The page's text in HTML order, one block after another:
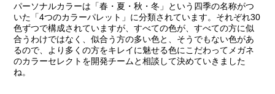
パーソナルカラーは「春・夏・秋・冬」という四季の名称がつ
いた「4つのカラーパレット」に分類されています。それぞれ30
色ずつで構成されていますが、すべての色が、すべての方に似
合うわけではなく、似合う方の多い色と、そうでもない色があ
るので、より多くの方をキレイに魅せる色にこだわってメガネ
のカラーセレクトを開発チームと相談して決めていきました
ね。